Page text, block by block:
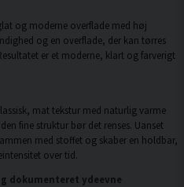
og moderne overflade med høj
og en overflade, der kan tørres
er et moderne, klart og farverigt
mat tekstur med naturlig varme
fine struktur bør det renses. Uanset
med stoffet og skaber en holdbar,
over tid.
dokumenteret ydeevne